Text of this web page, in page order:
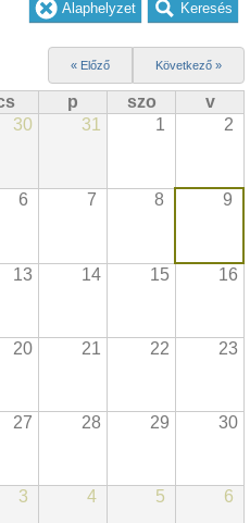
« Előző Következő »
p szo
v
30 31 1 2
6 7 8 9
13 14 15 16
20 21 22 23
27 28 29 30
3 4 5 6